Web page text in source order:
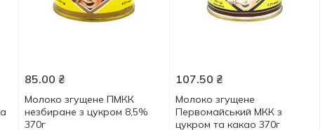
85.00 ₴
Молоко згущене ПМКК
незбиране з цукром 8,5%
370г
107.50 ₴
Молоко згущене
Первомайський МКК з
цукром та какао 370г